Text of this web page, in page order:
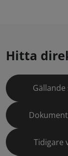
Hitta
Tidigare